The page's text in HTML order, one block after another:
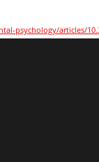
psychology/articles/